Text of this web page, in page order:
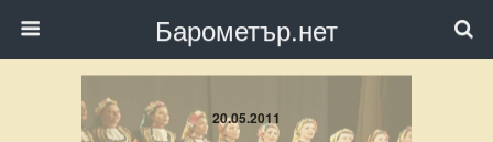
Барометър.нет
20.05.2011